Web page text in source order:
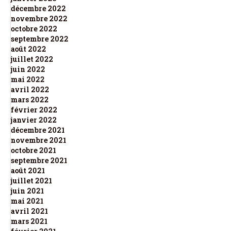
décembre 2022
novembre 2022
octobre 2022
septembre 2022
août 2022
juillet 2022
juin 2022
mai 2022
avril 2022
mars 2022
février 2022
janvier 2022
décembre 2021
novembre 2021
octobre 2021
septembre 2021
août 2021
juillet 2021
juin 2021
mai 2021
avril 2021
mars 2021